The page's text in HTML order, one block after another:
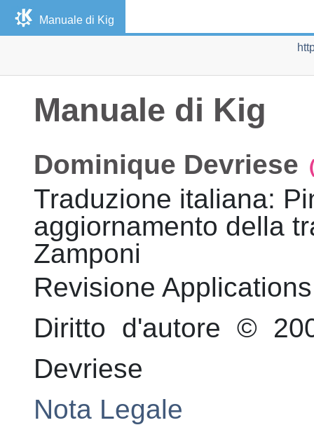
Manuale di Kig
Manuale di Kig
Dominique Devriese
Traduzione italiana:
aggiornamento della
Zamponi
Revisione
Diritto d'autore ©
Devriese
Nota Legale